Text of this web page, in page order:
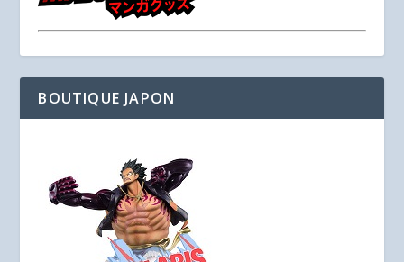
BOUTIQUE JAPON